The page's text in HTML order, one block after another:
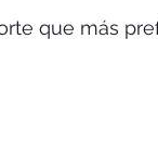
que más